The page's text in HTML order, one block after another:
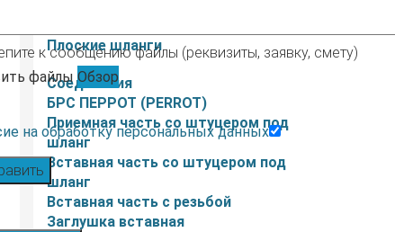
Плоские шланги
Соединения
БРС ПЕРРОТ (PERROT)
Приемная часть со штуцером под
шланг
Вставная часть со штуцером под
шланг
Вставная часть с резьбой
Заглушка вставная
к сообщению файлы (реквизиты, заявку, смету)
файлы Обзор
на обработку персональных данных